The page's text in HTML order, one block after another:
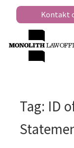
Kontakt
Tag: ID